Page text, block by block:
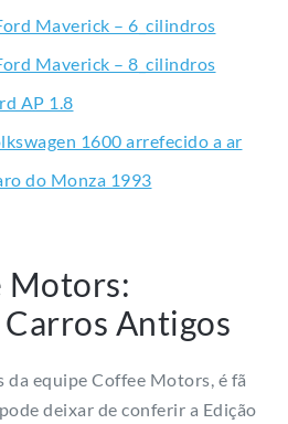
Maverick – 6_cilindros
Maverick – 8_cilindros
AP 1.8
1600 arrefecido a ar
do Monza 1993
Motors:
Carros Antigos
da equipe Coffee Motors, é fã
deixar de conferir a Edição